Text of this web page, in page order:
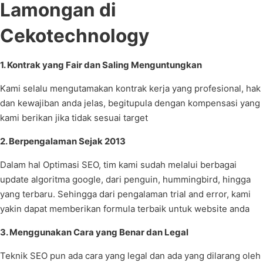
Lamongan di
Cekotechnology
1. Kontrak yang Fair dan Saling Menguntungkan
Kami selalu mengutamakan kontrak kerja yang profesional, hak
dan kewajiban anda jelas, begitupula dengan kompensasi yang
kami berikan jika tidak sesuai target
2. Berpengalaman Sejak 2013
Dalam hal Optimasi SEO, tim kami sudah melalui berbagai
update algoritma google, dari penguin, hummingbird, hingga
yang terbaru. Sehingga dari pengalaman trial and error, kami
yakin dapat memberikan formula terbaik untuk website anda
3. Menggunakan Cara yang Benar dan Legal
Teknik SEO pun ada cara yang legal dan ada yang dilarang oleh